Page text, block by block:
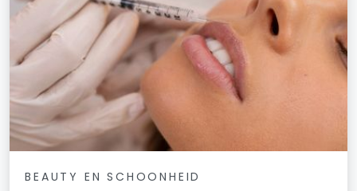
BEAUTY EN SCHOONHEID